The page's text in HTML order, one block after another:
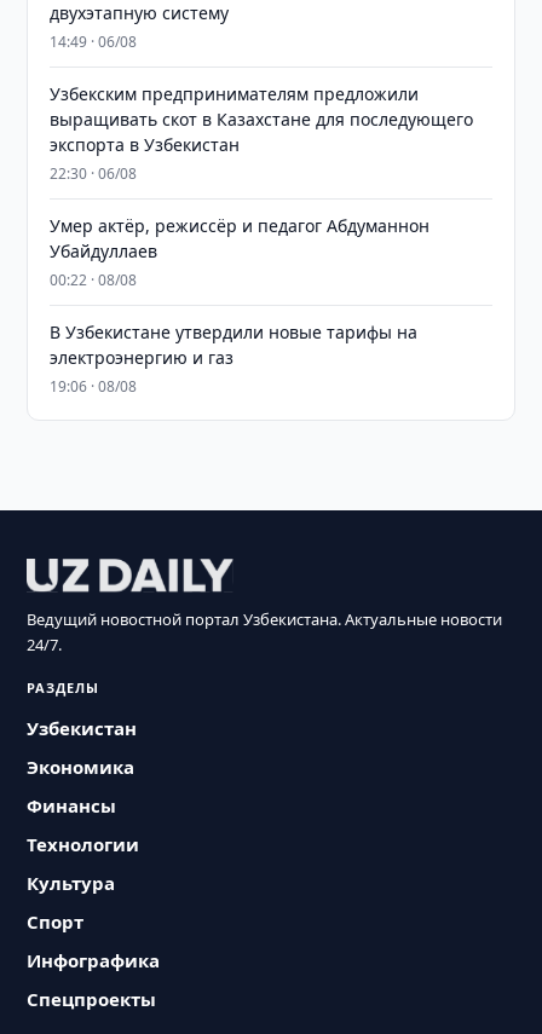
двухэтапную систему
14:49 · 06/08
Узбекским предпринимателям предложили
выращивать скот в Казахстане для последующего
экспорта в Узбекистан
22:30 · 06/08
Умер актёр, режиссёр и педагог Абдуманнон
Убайдуллаев
00:22 · 08/08
В Узбекистане утвердили новые тарифы на
электроэнергию и газ
19:06 · 08/08
Ведущий новостной портал Узбекистана. Актуальные новости
24/7.
РАЗДЕЛЫ
Узбекистан
Экономика
Финансы
Технологии
Культура
Спорт
Инфографика
Спецпроекты